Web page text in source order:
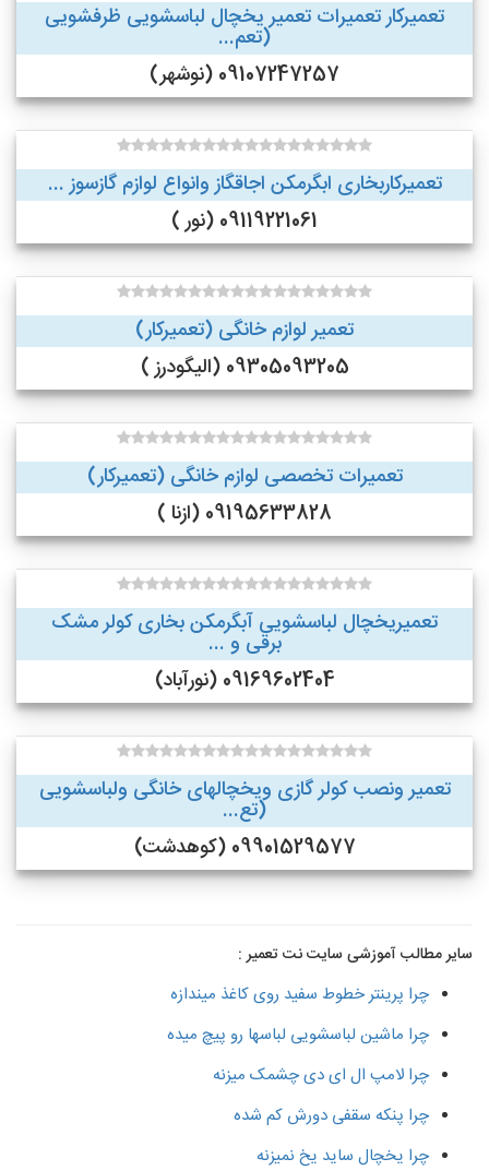
تعمیرکار تعمیرات تعمیر یخچال لباسشویی ظرفشویی
(تعم...
09107247257 (نوشهر)
تعمیرکاربخاری ابگرمکن اجاقگاز وانواع لوازم گازسوز ...
09119221061 (نور )
تعمیر لوازم خانگی (تعمیرکار)
09305093205 (الیگودرز )
تعمیرات تخصصی لوازم خانگی (تعمیرکار)
09195633828 (ازنا )
تعمیریخچال لباسشویی آبگرمکن بخاری کولر مشک
برقی و ...
09169602404 (نورآباد)
تعمیر ونصب کولر گازی ویخچالهای خانگی ولباسشویی
(تع...
09901529577 (کوهدشت)
سایر مطالب آموزشی سایت نت تعمیر :
چرا پرینتر خطوط سفید روی کاغذ میندازه
چرا ماشین لباسشویی لباسها رو پیچ میده
چرا لامپ ال ای دی چشمک میزنه
چرا پنکه سقفی دورش کم شده
چرا یخچال ساید یخ نمیزنه